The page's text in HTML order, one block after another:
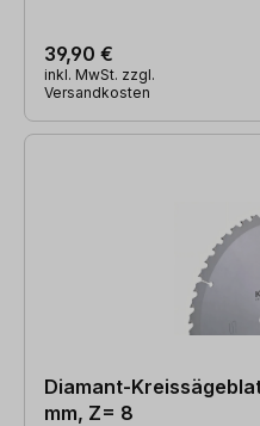
39,90 €
inkl. MwSt. zzgl.
Versandkosten
Diamant-
mm, Z= 8